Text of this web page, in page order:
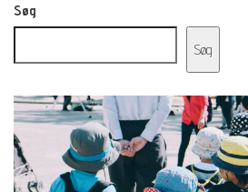
Søg
Søg